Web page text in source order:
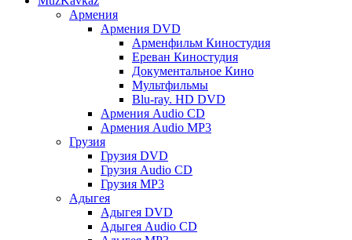
Армения
Армения DVD
Арменфильм Киностудия
Ереван Киностудия
Документальное Кино
Мультфильмы
Blu-ray. HD DVD
Армения Audio CD
Армения Audio MP3
Грузия
Грузия DVD
Грузия Audio CD
Грузия MP3
Адыгея
Адыгея DVD
Адыгея Audio CD